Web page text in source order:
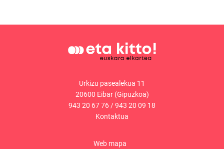
Urkizu pasealekua 11
20600 Eibar (Gipuzkoa)
943 20 67 76/943 20 09 18
Kontaktua
Web mapa